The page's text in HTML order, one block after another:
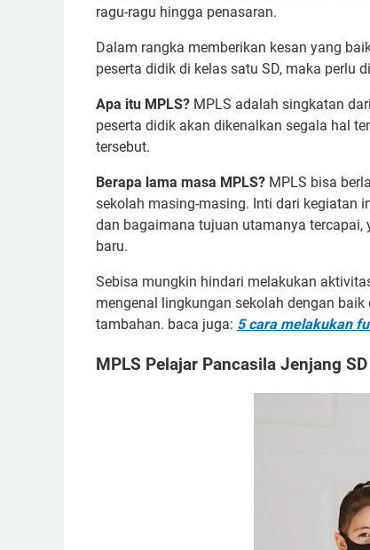
ragu-ragu hingga penasaran.
Dalam rangka memberikan kesan yang
peserta didik di kelas satu SD, maka perlu
Apa itu MPLS? MPLS adalah singkatan
peserta didik akan dikenalkan segala hal
tersebut.
Berapa lama masa MPLS? MPLS bisa
sekolah masing-masing. Inti dari kegiatan
dan bagaimana tujuan utamanya tercapai,
baru.
Sebisa mungkin hindari melakukan
mengenal lingkungan sekolah dengan
tambahan. baca juga: 5 cara melakukan
MPLS Pelajar Pancasila Jenjang SD